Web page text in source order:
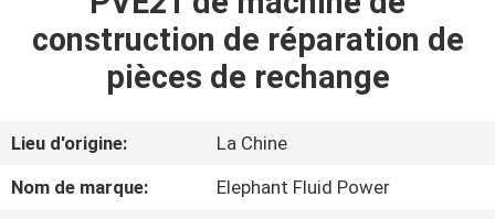
AU
NOUS
construction de réparation de
pièces de rechange
Lieu d'origine:
La Chine
Nom de marque:
Elephant Fluid Power